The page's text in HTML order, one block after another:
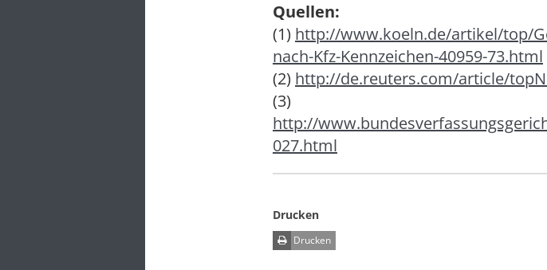
Quellen:
(1) http://www.koeln.de/artikel/top/
nach-Kfz-Kennzeichen-40959-73.html
(2) http://de.reuters.com/article/
(3)
http://
027.html
Drucken
Drucken